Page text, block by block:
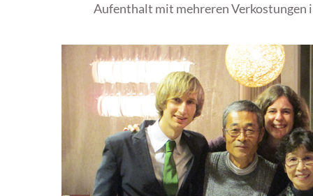
Aufenthalt mit mehreren Verkostungen